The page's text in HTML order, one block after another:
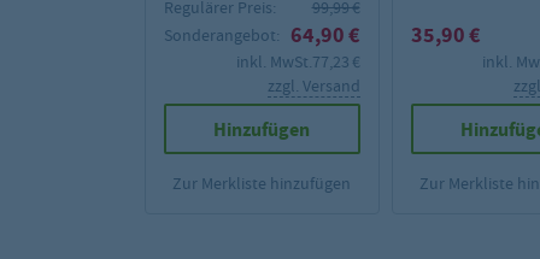
Regulärer Preis:
99,99 €
Sonderangebot:
64,90 €
inkl. MwSt.77,23 €
zzgl. Versand
Hinzufügen
Zur Merkliste hinzufügen
35,90 €
inkl.
Zur Merkliste